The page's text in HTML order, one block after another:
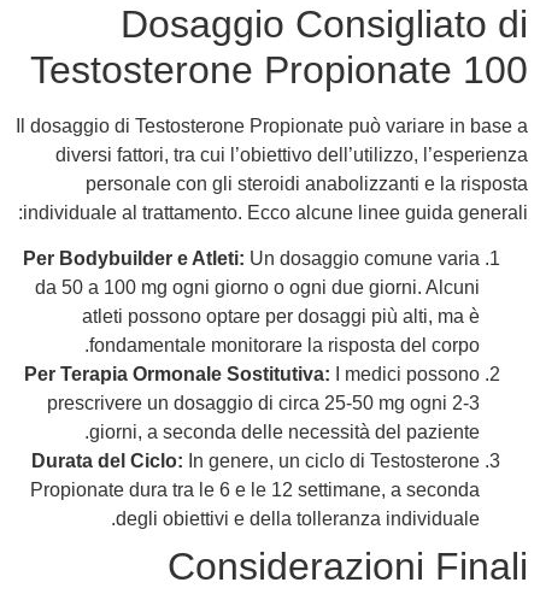
Dosaggio Consigliato di
Testosterone Propionate 100
Il dosaggio di Testosterone Propionate può variare in base a
diversi fattori, tra cui l’obiettivo dell’utilizzo, l’esperienza
personale con gli steroidi anabolizzanti e la risposta
individuale al trattamento. Ecco alcune linee guida generali:
Per Bodybuilder e Atleti: Un dosaggio comune varia
da 50 a 100 mg ogni giorno o ogni due giorni. Alcuni
atleti possono optare per dosaggi più alti, ma è
fondamentale monitorare la risposta del corpo.
Per Terapia Ormonale Sostitutiva: I medici possono
prescrivere un dosaggio di circa 25-50 mg ogni 2-3
giorni, a seconda delle necessità del paziente.
Durata del Ciclo: In genere, un ciclo di Testosterone
Propionate dura tra le 6 e le 12 settimane, a seconda
degli obiettivi e della tolleranza individuale.
Considerazioni Finali